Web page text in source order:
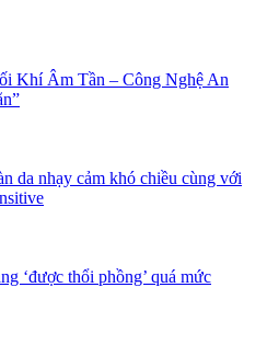
Khí Âm Tần – Công Nghệ An
da nhạy cảm khó chiều cùng với
‘được thổi phồng’ quá mức